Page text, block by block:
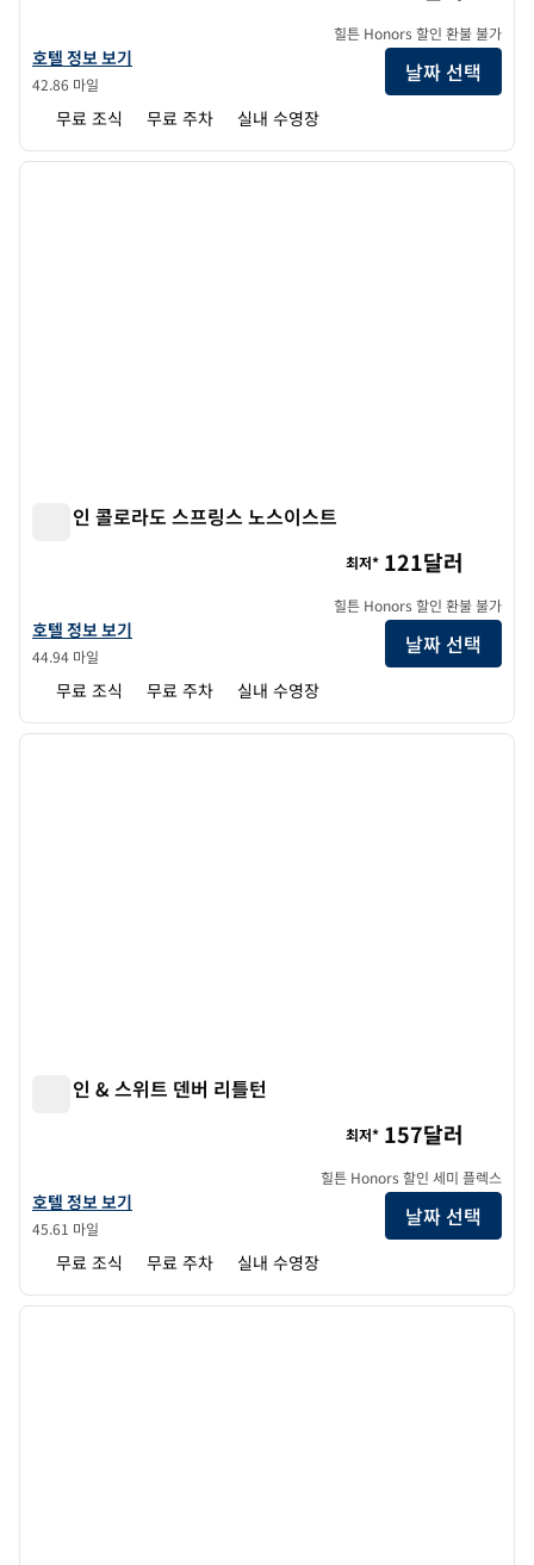
햄튼 인 & 스위트 콜로라도 스프링스/I-25 사우스의 호텔 정보 보기
호텔 정보 보기
42.86 마일
힐튼 Honors 할인 환불 불가
날짜 선택
무료 조식 무료 주차 실내 수영장
1/12
1/12
이전 이미지 다음
햄튼 인 콜로라도 스프링스 노스이스트
햄튼 인 콜로라도 스프링스 노스이스트의 호텔 정보 보기
호텔 정보 보기
44.94 마일
최저* 121달러
힐튼 Honors 할인 환불 불가
날짜 선택
무료 조식 무료 주차 실내 수영장
1/12
1/12
이전 이미지 다음
햄튼 인 & 스위트 덴버 리틀턴
햄튼 인 & 스위트 덴버 리틀턴의 호텔 정보 보기
호텔 정보 보기
45.61 마일
최저* 157달러
힐튼 Honors 할인 세미 플렉스
날짜 선택
무료 조식 무료 주차 실내 수영장
1/12
1/12
이전 이미지 다음